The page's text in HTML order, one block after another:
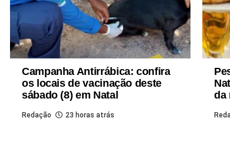
Campanha Antirrábica: confira
os locais de vacinação deste
sábado (8) em Natal
Redação 23 horas atrás
da